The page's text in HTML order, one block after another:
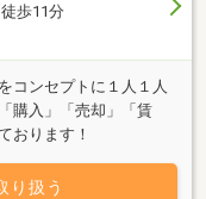
歩11分
コンセプトに１人１人
購入」「売却」「賃
おります！
り扱う